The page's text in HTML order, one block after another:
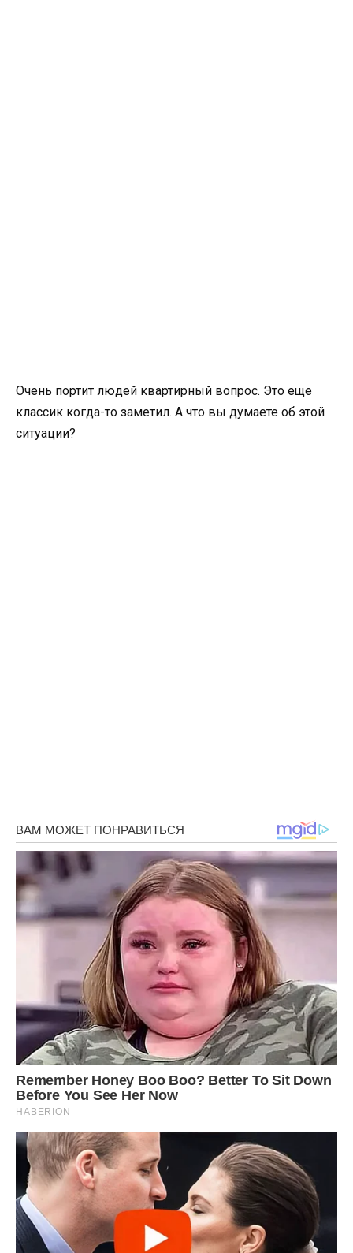
Очень портит людей квартирный вопрос. Это еще
классик когда-то заметил. А что вы думаете об этой
ситуации?